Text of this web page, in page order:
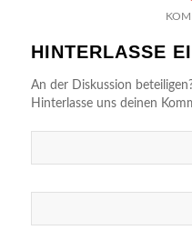
HINTERLASSE
An der Diskussion
Hinterlasse uns deinen